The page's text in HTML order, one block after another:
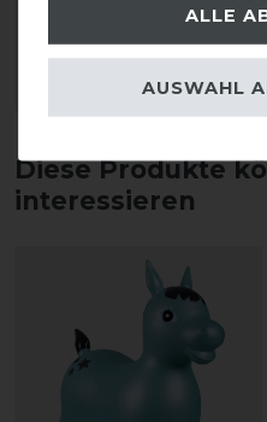
20,95 € *
ARTIKEL MERKEN
Diese Produkte
interessieren
ALLE
AUSWAHL